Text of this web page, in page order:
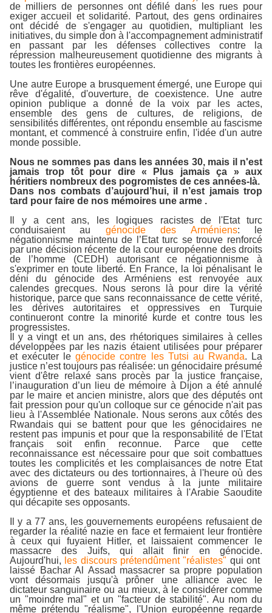
de milliers de personnes ont défilé dans les rues pour
exiger accueil et solidarité. Partout, des gens ordinaires
ont décidé de s'engager au quotidien, multipliant les
initiatives, du simple don à l'accompagnement administratif
en passant par les défenses collectives contre la
répression malheureusement quotidienne des migrants à
toutes les frontières européennes.
Une autre Europe a brusquement émergé, une Europe qui
rêve d'égalité, d'ouverture, de coexistence. Une autre
opinion publique a donné de la voix par les actes,
ensemble des gens de cultures, de religions, de
sensibilités différentes, ont répondu ensemble au fascisme
montant, et commencé à construire enfin, l'idée d'un autre
monde possible.
Nous ne sommes pas dans les années 30, mais il n'est
jamais trop tôt pour dire « Plus jamais ça » aux
héritiers nombreux des pogromistes de ces années-là.
Dans nos combats d’aujourd’hui, il n’est jamais trop
tard pour faire de nos mémoires une arme .
Il y a cent ans, les logiques racistes de l'Etat turc
conduisaient au génocide des Arméniens: le
négationnisme maintenu de l’Etat turc se trouve renforcé
par une décision récente de la cour européenne des droits
de l’homme (CEDH) autorisant ce négationnisme à
s'exprimer en toute liberté. En France, la loi pénalisant le
déni du génocide des Arméniens est renvoyée aux
calendes grecques. Nous serons là pour dire la vérité
historique, parce que sans reconnaissance de cette vérité,
les dérives autoritaires et oppressives en Turquie
continueront contre la minorité kurde et contre tous les
progressistes.
Il y a vingt et un ans, des rhétoriques similaires à celles
développées par les nazis étaient utilisées pour préparer
et exécuter legénocide contre les Tutsi au Rwanda. La
justice n’est toujours pas réalisée: un génocidaire présumé
vient d'être relaxé sans procès par la justice française,
l’inauguration d’un lieu de mémoire à Dijon a été annulé
par le maire et ancien ministre, alors que des députés ont
fait pression pour qu'un colloque sur ce génocide n'ait pas
lieu à l'Assemblée Nationale. Nous serons aux côtés des
Rwandais qui se battent pour que les génocidaires ne
restent pas impunis et pour que la responsabilité de l'Etat
français soit enfin reconnue. Parce que cette
reconnaissance est nécessaire pour que soit combattues
toutes les complicités et les complaisances de notre Etat
avec des dictateurs ou des tortionnaires, à l'heure où des
avions de guerre sont vendus à la junte militaire
égyptienne et des bateaux militaires à l'Arabie Saoudite
qui décapite ses opposants.
Il y a 77 ans, les gouvernements européens refusaient de
regarder la réalité nazie en face et fermaient leur frontière
à ceux qui fuyaient Hitler, et laissaient commencer le
massacre des Juifs, qui allait finir en génocide.
Aujourd'hui, les discours prétendûment "réalistes" qui ont
laissé Bachar Al Assad massacrer sa propre population
vont désormais jusqu'à prôner une alliance avec le
dictateur sanguinaire ou au mieux, à le considérer comme
un "moindre mal" et un "facteur de stabilité". Au nom du
même prétendu "réalisme", l'Union européenne regarde